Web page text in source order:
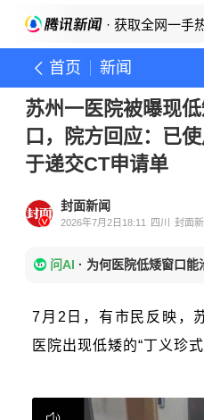
· 获取全网一手
首页 新闻
苏州一医院被曝现
口，院方回应：已
于递交CT申请单
封面新闻
2026年7月2日18:11 四川 封面
问AI · 为何医院低矮窗口能
7月2日，有市民反映，
医院出现低矮的“丁义珍